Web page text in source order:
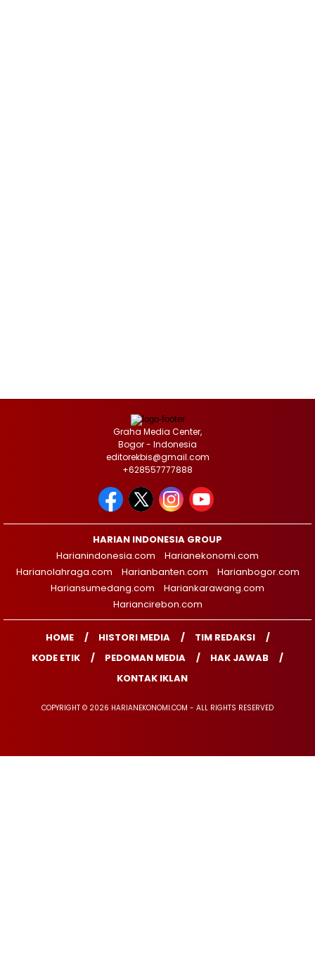
Graha Media Center,
Bogor - Indonesia
editorekbis@gmail.com
+628557777888
HARIAN INDONESIA GROUP
Harianindonesia.com
Harianekonomi.com
Harianolahraga.com
Harianbanten.com
Harianbogor.com
Hariansumedang.com
Hariankarawang.com
Hariancirebon.com
HOME HISTORI MEDIA
TIM REDAKSI
KODE ETIK
PEDOMAN MEDIA
HAK JAWAB
KONTAK IKLAN
COPYRIGHT © 2026 HARIANEKONOMI.COM - ALL RIGHTS RESERVED